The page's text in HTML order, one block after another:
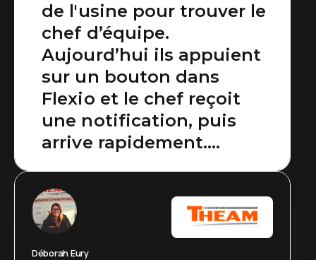
de l'usine pour trouver le
chef d’équipe.
Aujourd’hui ils appuient
sur un bouton dans
Flexio et le chef reçoit
une notification, puis
arrive rapidement.
aller le chercher.
Déborah Eury